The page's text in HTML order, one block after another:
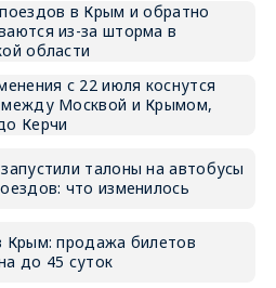
в Крым и обратно
из-за шторма в
области
с 22 июля коснутся
Москвой и Крымом,
Керчи
талоны на автобусы
что изменилось
Крым: продажа билетов
до 45 суток